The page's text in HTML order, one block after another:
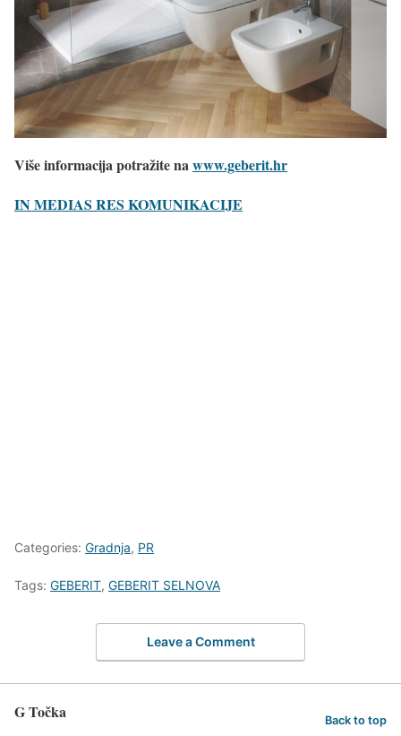
Više informacija potražite nawww.geberit.hr
IN MEDIAS RES KOMUNIKACIJE
Categories: Gradnja, PR
Tags: GEBERIT, GEBERIT SELNOVA
Leave a Comment
G Točka Back to top